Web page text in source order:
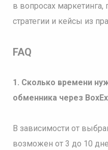
в вопросах
стратегии и кейсы из
FAQ
1. Сколько времени
обменника через
В зависимости от
возможен от 3 до 10